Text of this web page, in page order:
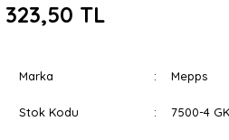
323,50 TL
Marka Mepps
Stok Kodu 7500-4 GK